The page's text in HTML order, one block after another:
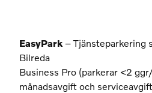
EasyPark– Tjänsteparkering
Bilreda
Business Pro (parkerar <2
månadsavgift och